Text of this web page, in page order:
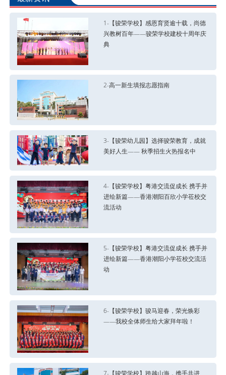
1-【骏荣学校】感恩育贤逾十载，尚德
兴教树百年——骏荣学校建校十周年庆
典
2-高一新生填报志愿指南
3-【骏荣幼儿园】选择骏荣教育，成就
美好人生—— 秋季招生火热报名中
4-【骏荣学校】粤港交流促成长 携手并
进绘新篇——香港潮阳百欣小学莅校交
流活动
5-【骏荣学校】粤港交流促成长 携手并
进绘新篇——香港潮阳小学莅校交流活
动
6-【骏荣学校】骏马迎春，荣光焕彩
——我校全体师生给大家拜年啦！
7-【骏荣学校】跨越山海，携手共进